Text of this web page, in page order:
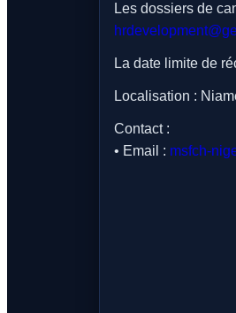
Les dossiers de
La date limite de
Localisation :
Contact :
• Email : msfch-